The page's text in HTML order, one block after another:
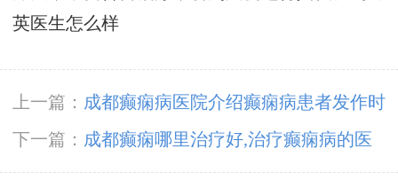
英医生怎么样
上一篇： 成都癫痫病医院介绍癫痫病患者发作时
该如何处理?
下一篇： 成都癫痫哪里治疗好,治疗癫痫病的医
院哪家专业?